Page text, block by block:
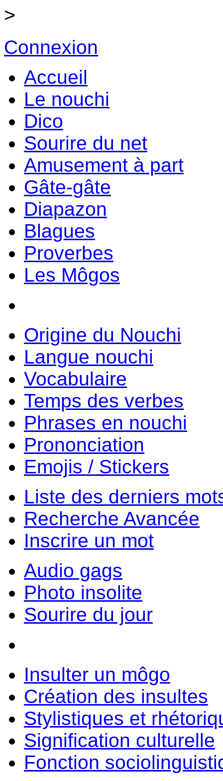
>
Connexion
Accueil
Le nouchi
Dico
Sourire du net
Amusement à part
Gâte-gâte
Diapazon
Blagues
Proverbes
Les Môgos
Origine du Nouchi
Langue nouchi
Vocabulaire
Temps des verbes
Phrases en nouchi
Prononciation
Emojis / Stickers
Liste des derniers
Recherche Avancée
Inscrire un mot
Audio gags
Photo insolite
Sourire du jour
Insulter un môgo
Création des insultes
Stylistiques et
Signification culturelle
Fonction